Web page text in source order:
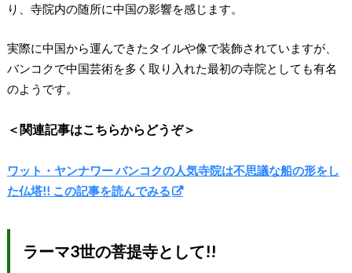
り、寺院内の随所に中国の影響を感じます。
実際に中国から運んできたタイルや像で装飾されていますが、
バンコクで中国芸術を多く取り入れた最初の寺院としても有名
のようです。
＜関連記事はこちらからどうぞ＞
ワット・ヤンナワー バンコクの人気寺院は不思議な船の形をし
た仏塔!! この記事を読んでみる
ラーマ3世の菩提寺として!!